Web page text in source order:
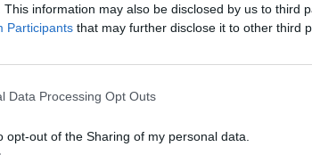
This information may also be disclosed by us to third
Participants that may further disclose it to other third
Data Processing Opt Outs
opt-out of the Sharing of my personal data.
dass dieses eine Item bei dieser Levelkurve so
wem die Werte für dieses Item mal wieder zu
EP-Werten und/oder EP-Bonis.
diese Sachen komplett entfernen soll - nur ein
und EP-Wert verkleinert; ebenso könnte man die
Spielern über Level 250 ausrichten; es gibt da